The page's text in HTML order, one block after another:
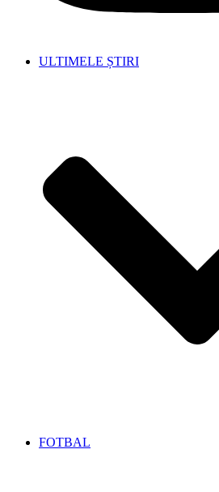
ULTIMELE ȘTIRI
FOTBAL